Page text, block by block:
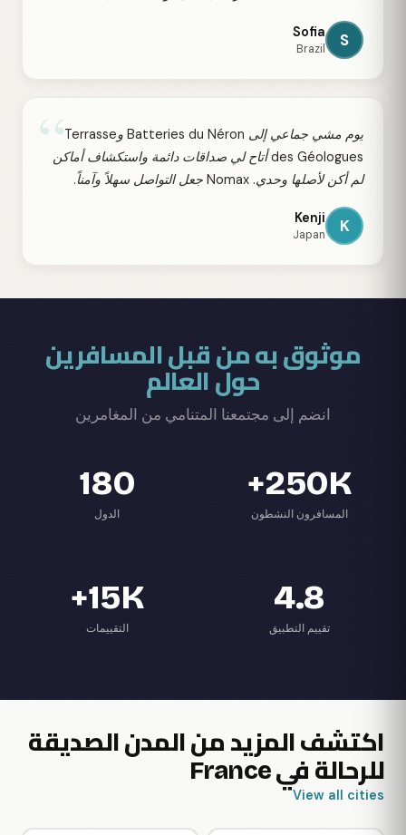
S
Sofia
Brazil
“يوم مشي جماعي إلى Batteries du Néron وTerrasse
des Géologues أتاح لي صداقات دائمة واستكشاف أماكن
لم أكن لأصلها وحدي. Nomax جعل التواصل سهلاً وآمناً.
K
Kenji
Japan
موثوق به من قبل المسافرين
حول العالم
انضم إلى مجتمعنا المتنامي من المغامرين
250K+
المسافرون النشطون
180
الدول
4.8
تقييم التطبيق
15K+
التقييمات
اكتشف المزيد من المدن الصديقة
للرحالة في France
View all cities